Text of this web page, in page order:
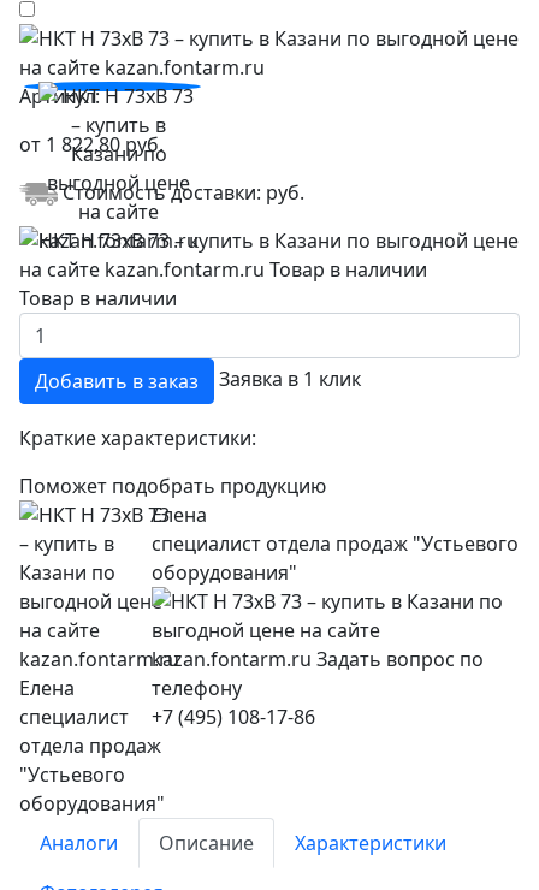
Артикул:
от 1 822,80руб.
Стоимость доставки: руб.
Товар в наличии
Добавить в заказ Заявка в 1 клик
Краткие характеристики:
Поможет подобрать продукцию
Елена
специалист отдела продаж "Устьевого
оборудования"
+7 (495) 108-17-86
Аналоги Описание
Характеристики